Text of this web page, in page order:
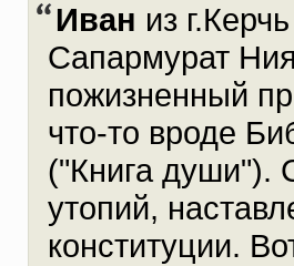
Иван из
Сапармурат
пожизненный
что-то вроде
("Книга души").
утопий,
конституции.